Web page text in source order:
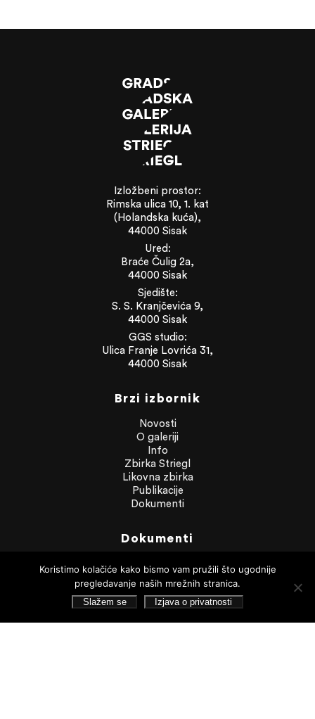
Izložbeni prostor:
Rimska ulica 10, 1. kat
(Holandska kuća),
44000 Sisak
Ured:
Braće Čulig 2a,
44000 Sisak
Sjedište:
S. S. Kranjčevića 9,
44000 Sisak
GGS studio:
Ulica Franje Lovrića 31,
44000 Sisak
Brzi izbornik
Novosti
O galeriji
Info
Zbirka Striegl
Likovna zbirka
Publikacije
Dokumenti
Dokumenti
Financijska izvješća
Javna nabava
Statut Galerije
Pristup informacijama
Koristimo kolačiće kako bismo vam pružili što ugodnije
pregledavanje naših mrežnih stranica.
Slažem se Izjava o privatnosti